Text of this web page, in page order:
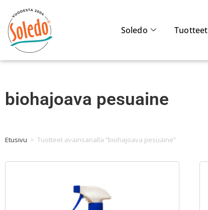
Soledo Tuotteet
biohajoava pesuaine
Etusivu > Tuotteet avainsanalla “biohajoava pesuaine”